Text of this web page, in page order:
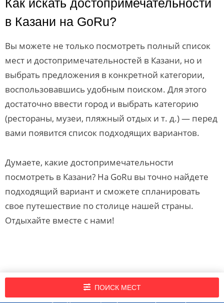
Как искать достопримечательности
в Казани на GoRu?
Вы можете не только посмотреть полный список
мест и достопримечательностей в Казани, но и
выбрать предложения в конкретной категории,
воспользовавшись удобным поиском. Для этого
достаточно ввести город и выбрать категорию
(рестораны, музеи, пляжный отдых и т. д.) — перед
вами появится список подходящих вариантов.
Думаете, какие достопримечательности
посмотреть в Казани? На GoRu вы точно найдете
подходящий вариант и сможете спланировать
свое путешествие по столице нашей страны.
Отдыхайте вместе с нами!
ПОИСК МЕСТ
Подпишись на нашу рассылку новостей!
Нажимая кнопку «Подписаться», вы принимаетеправила портала